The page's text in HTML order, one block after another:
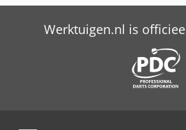
Werktuigen.nl is